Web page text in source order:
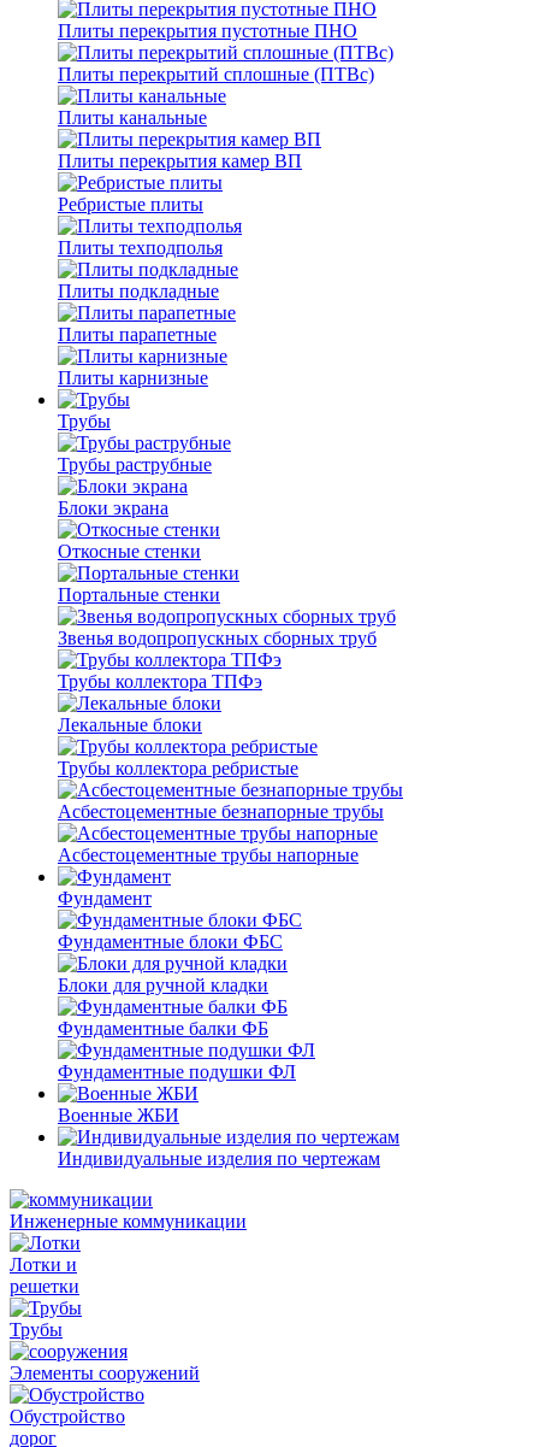
Плиты перекрытия пустотные ПНО
Плиты перекрытий сплошные (ПТВс)
Плиты канальные
Плиты перекрытия камер ВП
Ребристые плиты
Плиты техподполья
Плиты подкладные
Плиты парапетные
Плиты карнизные
Трубы
Трубы раструбные
Блоки экрана
Откосные стенки
Портальные стенки
Звенья водопропускных сборных труб
Трубы коллектора ТПФэ
Лекальные блоки
Трубы коллектора ребристые
Асбестоцементные безнапорные трубы
Асбестоцементные трубы напорные
Фундамент
Фундаментные блоки ФБС
Блоки для ручной кладки
Фундаментные балки ФБ
Фундаментные подушки ФЛ
Военные ЖБИ
Индивидуальные изделия по чертежам
Инженерные коммуникации
Лотки и
решетки
Трубы
Элементы сооружений
Обустройство
дорог